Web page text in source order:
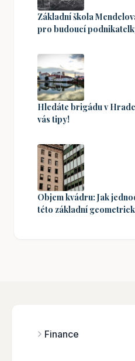
Základní škola
pro budoucí
Hledáte brigádu v
vás tipy!
Objem kvádru: Jak
této základní
Finance